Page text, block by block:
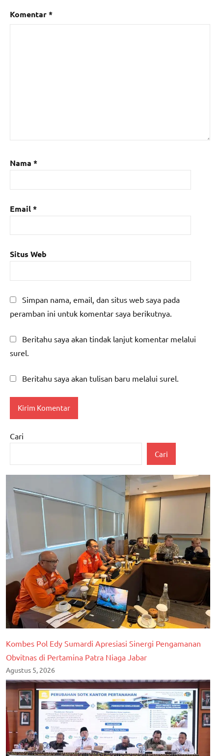
Komentar*
Nama *
Email*
Situs Web
Simpan nama, email, dan situs web saya pada
peramban ini untuk komentar saya berikutnya.
Beritahu saya akan tindak lanjut komentar melalui
surel.
Beritahu saya akan tulisan baru melalui surel.
Cari
Cari
Kombes Pol Edy Sumardi Apresiasi Sinergi Pengamanan
Obvitnas di Pertamina Patra Niaga Jabar
Agustus 5, 2026